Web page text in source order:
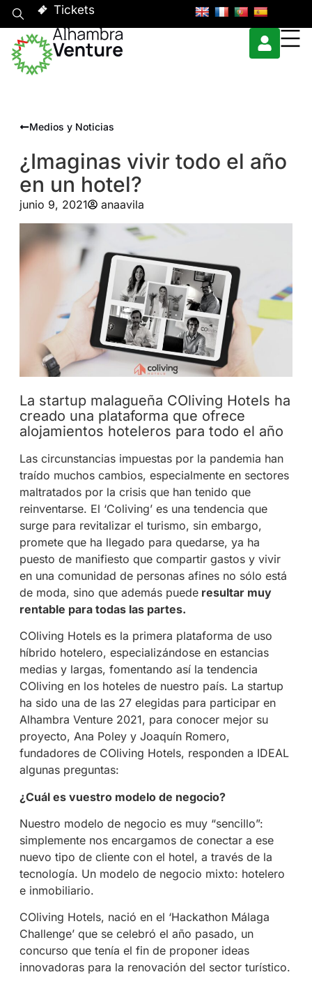
Tickets
Medios y Noticias
¿Imaginas vivir todo el año
en un hotel?
junio 9, 2021 anaavila
La startup malagueña COliving Hotels ha
creado una plataforma que ofrece
alojamientos hoteleros para todo el año
Las circunstancias impuestas por la pandemia han
traído muchos cambios, especialmente en sectores
maltratados por la crisis que han tenido que
reinventarse. El ‘Coliving’ es una tendencia que
surge para revitalizar el turismo, sin embargo,
promete que ha llegado para quedarse, ya ha
puesto de manifiesto que compartir gastos y vivir
en una comunidad de personas afines no sólo está
de moda, sino que además puederesultar muy
rentable para todas las partes.
COliving Hotels es la primera plataforma de uso
híbrido hotelero, especializándose en estancias
medias y largas, fomentando así la tendencia
COliving en los hoteles de nuestro país. La startup
ha sido una de las 27 elegidas para participar en
Alhambra Venture 2021, para conocer mejor su
proyecto, Ana Poley y Joaquín Romero,
fundadores de COliving Hotels, responden a IDEAL
algunas preguntas:
¿Cuál es vuestro modelo de negocio?
Nuestro modelo de negocio es muy “sencillo”:
simplemente nos encargamos de conectar a ese
nuevo tipo de cliente con el hotel, a través de la
tecnología. Un modelo de negocio mixto: hotelero
e inmobiliario.
COliving Hotels, nació en el ‘Hackathon Málaga
Challenge’ que se celebró el año pasado, un
concurso que tenía el fin de proponer ideas
innovadoras para la renovación del sector turístico.